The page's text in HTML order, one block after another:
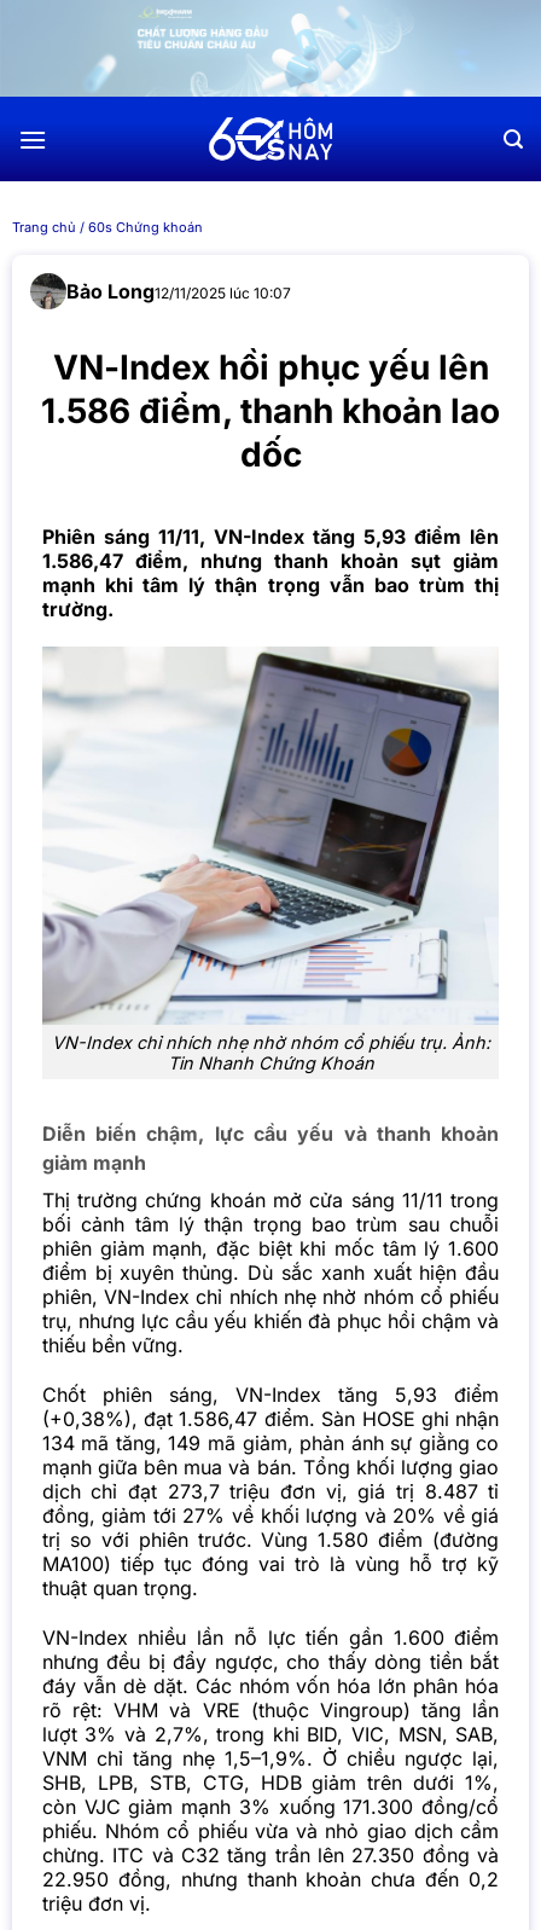
dung
Trang chủ / 60s Chứng khoán
Bảo Long12/11/2025 lúc 10:07
VN-Index hồi phục yếu lên
1.586 điểm, thanh khoản lao
dốc
Phiên sáng 11/11, VN-Index tăng 5,93 điểm lên
1.586,47 điểm, nhưng thanh khoản sụt giảm
mạnh khi tâm lý thận trọng vẫn bao trùm thị
trường.
VN-Index chỉ nhích nhẹ nhờ nhóm cổ phiếu trụ. Ảnh:
Tin Nhanh Chứng Khoán
Diễn biến chậm, lực cầu yếu và thanh khoản
giảm mạnh
Thị trường chứng khoán mở cửa sáng 11/11 trong
bối cảnh tâm lý thận trọng bao trùm sau chuỗi
phiên giảm mạnh, đặc biệt khi mốc tâm lý 1.600
điểm bị xuyên thủng. Dù sắc xanh xuất hiện đầu
phiên, VN-Index chỉ nhích nhẹ nhờ nhóm cổ phiếu
trụ, nhưng lực cầu yếu khiến đà phục hồi chậm và
thiếu bền vững.
Chốt phiên sáng, VN-Index tăng 5,93 điểm
(+0,38%), đạt 1.586,47 điểm. Sàn HOSE ghi nhận
134 mã tăng, 149 mã giảm, phản ánh sự giằng co
mạnh giữa bên mua và bán. Tổng khối lượng giao
dịch chỉ đạt 273,7 triệu đơn vị, giá trị 8.487 tỉ
đồng, giảm tới 27% về khối lượng và 20% về giá
trị so với phiên trước. Vùng 1.580 điểm (đường
MA100) tiếp tục đóng vai trò là vùng hỗ trợ kỹ
thuật quan trọng.
VN-Index nhiều lần nỗ lực tiến gần 1.600 điểm
nhưng đều bị đẩy ngược, cho thấy dòng tiền bắt
đáy vẫn dè dặt. Các nhóm vốn hóa lớn phân hóa
rõ rệt: VHM và VRE (thuộc Vingroup) tăng lần
lượt 3% và 2,7%, trong khi BID, VIC, MSN, SAB,
VNM chỉ tăng nhẹ 1,5–1,9%. Ở chiều ngược lại,
SHB, LPB, STB, CTG, HDB giảm trên dưới 1%,
còn VJC giảm mạnh 3% xuống 171.300 đồng/cổ
phiếu. Nhóm cổ phiếu vừa và nhỏ giao dịch cầm
chừng. ITC và C32 tăng trần lên 27.350 đồng và
22.950 đồng, nhưng thanh khoản chưa đến 0,2
triệu đơn vị.